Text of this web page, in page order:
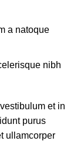
a natoque
nibh
et in
purus
ullamcorper